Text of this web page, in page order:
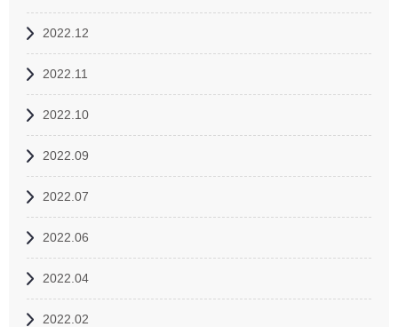
2022.12
2022.11
2022.10
2022.09
2022.07
2022.06
2022.04
2022.02